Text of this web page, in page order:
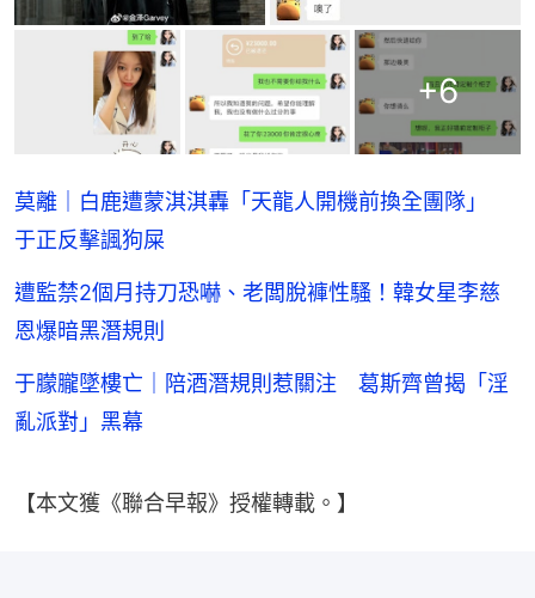
+6
莫離｜白鹿遭蒙淇淇轟「天龍人開機前換全團隊」
于正反擊諷狗屎
遭監禁2個月持刀恐嚇、老闆脫褲性騷！韓女星李慈
恩爆暗黑潛規則
于朦朧墜樓亡｜陪酒潛規則惹關注 葛斯齊曾揭「淫
亂派對」黑幕
【本文獲《聯合早報》授權轉載。】